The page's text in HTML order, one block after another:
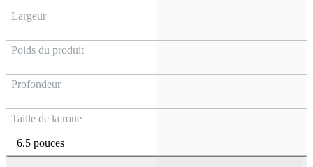
Largeur
Poids du produit
Profondeur
Taille de la roue
6.5 pouces